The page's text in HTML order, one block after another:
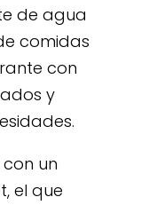
de agua
comidas
con
y
un
el que